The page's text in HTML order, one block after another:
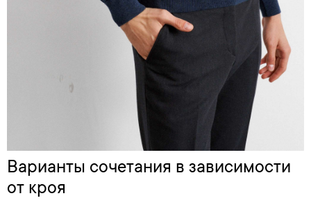
Варианты сочетания в зависимости
от кроя